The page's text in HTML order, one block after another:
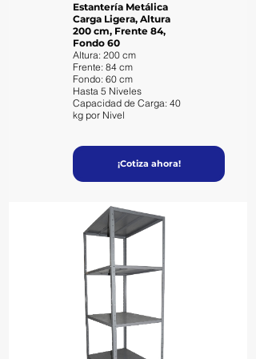
Estantería Metálica
Carga Ligera, Altura
200 cm, Frente 84,
Fondo 60
Altura: 200 cm
Frente: 84 cm
Fondo: 60 cm
Hasta 5 Niveles
Capacidad de Carga: 40
kg por Nivel
¡Cotiza ahora!